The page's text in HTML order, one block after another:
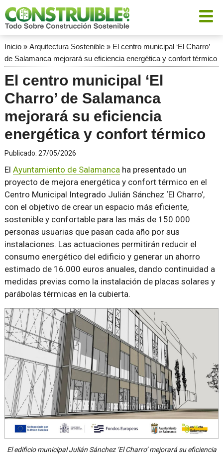
Inicio» Arquitectura Sostenible» El centro municipal ‘El Charro’
de Salamanca mejorará su eficiencia energética y confort térmico
El centro municipal ‘El
Charro’ de Salamanca
mejorará su eficiencia
energética y confort térmico
Publicado: 27/05/2026
El Ayuntamiento de Salamancaha presentado un
proyecto de mejora energética y confort térmico en el
Centro Municipal Integrado Julián Sánchez ‘El Charro’,
con el objetivo de crear un espacio más eficiente,
sostenible y confortable para las más de 150.000
personas usuarias que pasan cada año por sus
instalaciones. Las actuaciones permitirán reducir el
consumo energético del edificio y generar un ahorro
estimado de 16.000 euros anuales, dando continuidad a
medidas previas como la instalación de placas solares y
parábolas térmicas en la cubierta.
El edificio municipal Julián Sánchez ‘El Charro’ mejorará su eficiencia